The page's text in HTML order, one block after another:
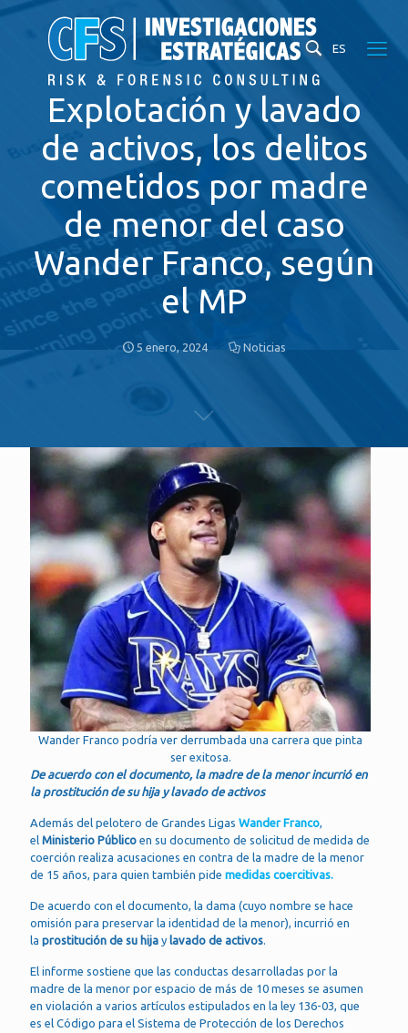
ES
Explotación y lavado
de activos, los delitos
cometidos por madre
de menor del caso
Wander Franco, según
el MP
5 enero, 2024 Noticias
Wander Franco podría ver derrumbada una carrera que pinta
ser exitosa.
De acuerdo con el documento, la madre de la menor incurrió en
la prostitución de su hija y lavado de activos
Además del pelotero de Grandes Ligas Wander Franco,
el Ministerio Público en su documento de solicitud de medida de
coerción realiza acusaciones en contra de la madre de la menor
de 15 años, para quien también pide medidas coercitivas.
De acuerdo con el documento, la dama (cuyo nombre se hace
omisión para preservar la identidad de la menor), incurrió en
la prostitución de su hija y lavado de activos.
El informe sostiene que las conductas desarrolladas por la
madre de la menor por espacio de más de 10 meses se asumen
en violación a varios artículos estipulados en la ley 136-03, que
es el Código para el Sistema de Protección de los Derechos